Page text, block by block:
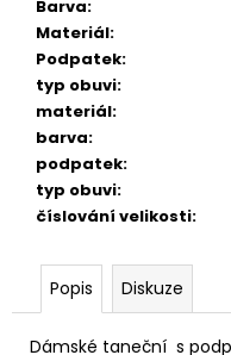
Barva:
Materiál:
Podpatek:
typ obuvi:
materiál:
barva:
podpatek:
typ obuvi:
číslování velikosti:
Popis Diskuze
Dámské taneční s